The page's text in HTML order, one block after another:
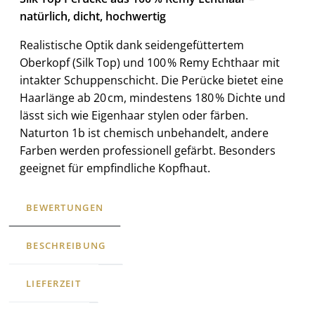
natürlich, dicht, hochwertig
Realistische Optik dank seidengefüttertem
Oberkopf (Silk Top) und 100 % Remy Echthaar mit
intakter Schuppenschicht. Die Perücke bietet eine
Haarlänge ab 20 cm, mindestens 180 % Dichte und
lässt sich wie Eigenhaar stylen oder färben.
Naturton 1b ist chemisch unbehandelt, andere
Farben werden professionell gefärbt. Besonders
geeignet für empfindliche Kopfhaut.
BEWERTUNGEN
BESCHREIBUNG
LIEFERZEIT